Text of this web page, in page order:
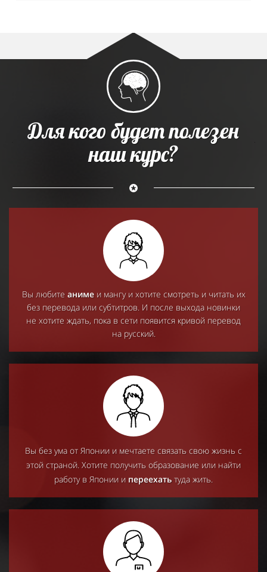
Для кого будет полезен
наш курс?
Вы любите аниме и мангу и хотите смотреть и читать их
без перевода или субтитров. И после выхода новинки
не хотите ждать, пока в сети появится кривой перевод
на русский.
Вы без ума от Японии и мечтаете связать свою жизнь с
этой страной. Хотите получить образование или найти
работу в Японии и переехатьтуда жить.